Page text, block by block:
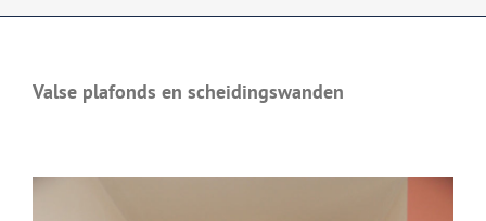
Valse plafonds en scheidingswanden